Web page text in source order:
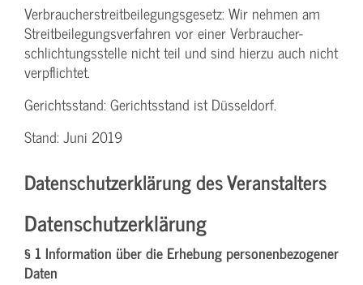
Verbraucher­streitbeilegungs­gesetz: Wir nehmen am
Streit­beilegungs­verfahren vor einer Verbraucher­
schlichtungs­stelle nicht teil und sind hierzu auch nicht
verpflichtet.
Gerichtsstand: Gerichtsstand ist Düsseldorf.
Stand: Juni 2019
Datenschutzerklärung des Veranstalters
Datenschutzerklärung
§ 1 Information über die Erhebung personenbezogener
Daten